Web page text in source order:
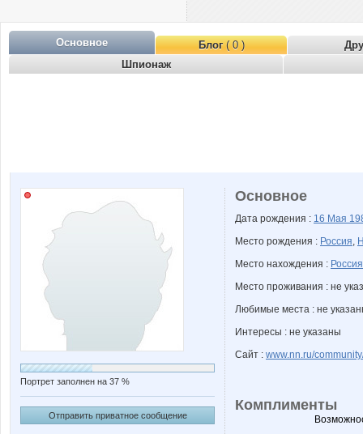
Основное Блог( 0 )
Шпионаж
Портрет заполнен на 37 %
Отправить приватное сообщение
Основное
Дата рождения : 16 Мая
Место рождения : Россия,
Место нахождения : Россия
Место проживания : не
Любимые места : не
Интересы : не указаны
Сайт : www.nn.ru/
Комплименты